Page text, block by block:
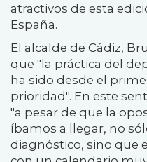
atractivos de esta
España.
El alcalde de Cádiz,
que "la práctica del
ha sido desde el
prioridad". En este
"a pesar de que la
íbamos a llegar, no
diagnóstico, sino que